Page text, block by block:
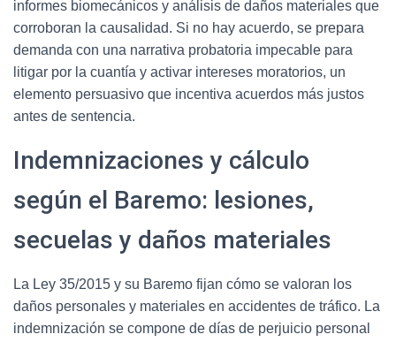
informes biomecánicos y análisis de daños materiales que
corroboran la causalidad. Si no hay acuerdo, se prepara
demanda con una narrativa probatoria impecable para
litigar por la cuantía y activar intereses moratorios, un
elemento persuasivo que incentiva acuerdos más justos
antes de sentencia.
Indemnizaciones y cálculo
según el Baremo: lesiones,
secuelas y daños materiales
La Ley 35/2015 y su Baremo fijan cómo se valoran los
daños personales y materiales en accidentes de tráfico. La
indemnización se compone de días de perjuicio personal